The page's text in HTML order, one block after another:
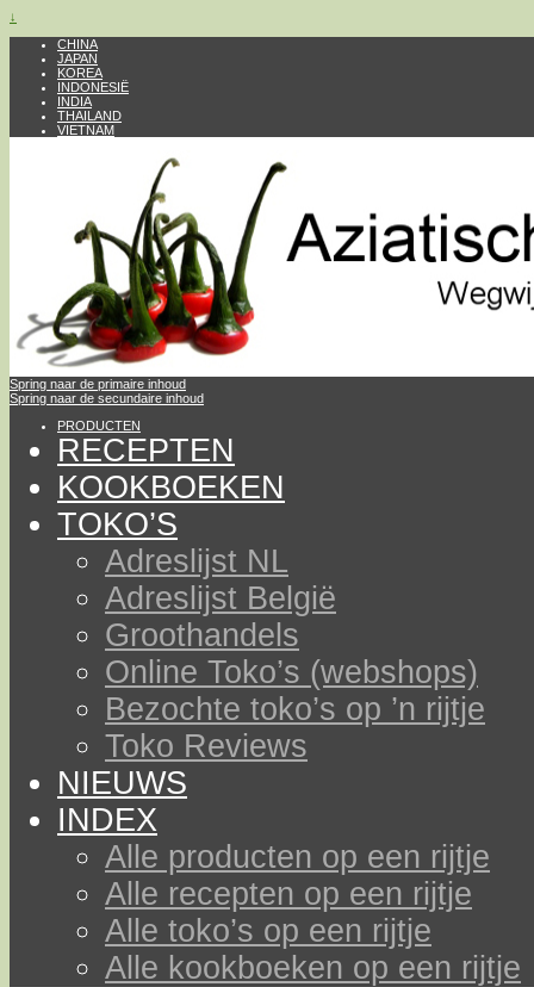
↓
CHINA
JAPAN
KOREA
INDONESIË
INDIA
THAILAND
VIETNAM
Spring naar de primaire inhoud
Spring naar de secundaire inhoud
PRODUCTEN
RECEPTEN
KOOKBOEKEN
TOKO’S
Adreslijst NL
Adreslijst België
Groothandels
Online Toko’s (webshops)
Bezochte toko’s op ’n rijtje
Toko Reviews
NIEUWS
INDEX
Alle producten op een rijtje
Alle recepten op een rijtje
Alle toko’s op een rijtje
Alle kookboeken op een rijtje